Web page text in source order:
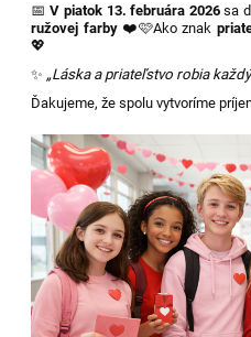
📅V piatok 13. februára 2026sa
ružovej farby❤️🩷Ako znak
💖
✨ „Láska a priateľstvo robia
Ďakujeme, že spolu vytvoríme